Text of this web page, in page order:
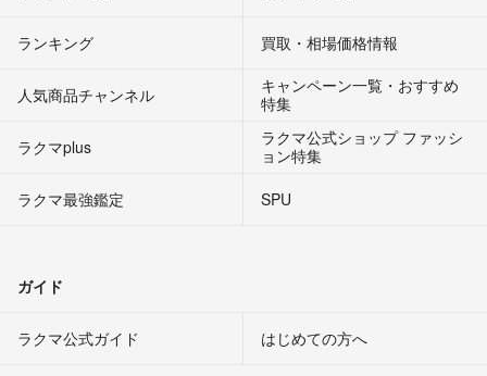
ランキング 買取・相場価格情報
人気商品チャンネル
キャンペーン一覧・おすすめ
特集
ラクマplus
ラクマ公式ショップ ファッシ
ョン特集
ラクマ最強鑑定
SPU
ガイド
ラクマ公式ガイド はじめての方へ